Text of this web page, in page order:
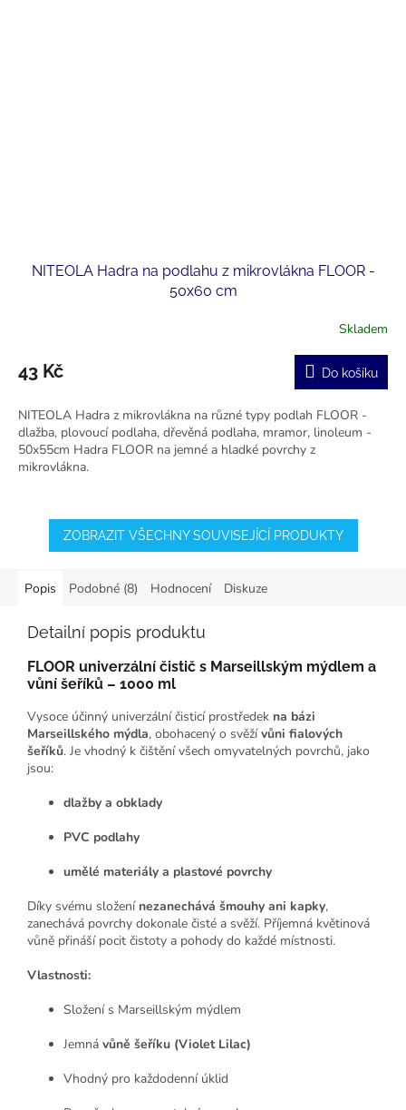
NITEOLA Hadra na podlahu z mikrovlákna FLOOR -
50x60 cm
Skladem
43 Kč Do košíku
NITEOLA Hadra z mikrovlákna na různé typy podlah FLOOR -
dlažba, plovoucí podlaha, dřevěná podlaha, mramor, linoleum -
50x55cm Hadra FLOOR na jemné a hladké povrchy z
mikrovlákna.
ZOBRAZIT VŠECHNY SOUVISEJÍCÍ PRODUKTY
Popis Podobné (8) Hodnocení Diskuze
Detailní popis produktu
FLOOR univerzální čistič s Marseillským mýdlem a
vůní šeříků – 1000 ml
Vysoce účinný univerzální čisticí prostředek na bázi
Marseillského mýdla, obohacený o svěžívůni fialových
šeříků. Je vhodný k čištění všech omyvatelných povrchů, jako
jsou:
dlažby a obklady
PVC podlahy
umělé materiály a plastové povrchy
Díky svému složení nezanechává šmouhy ani kapky,
zanechává povrchy dokonale čisté a svěží. Příjemná květinová
vůně přináší pocit čistoty a pohody do každé místnosti.
Vlastnosti:
Složení s Marseillským mýdlem
Jemná vůně šeříku (Violet Lilac)
Vhodný pro každodenní úklid